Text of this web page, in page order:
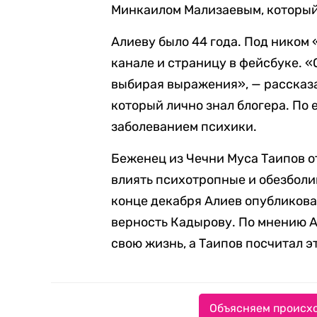
Минкаилом Мализаевым,
Алиеву было 44 года. Под
канале и страницу в фейсбуке.
выбирая выражения», —
который лично знал блогера. По
заболеванием психики.
Беженец из Чечни Муса Таипов
влиять психотропные и
конце декабря Алиев
верность Кадырову. По мнению
свою жизнь, а Таипов посчитал
Объясняем